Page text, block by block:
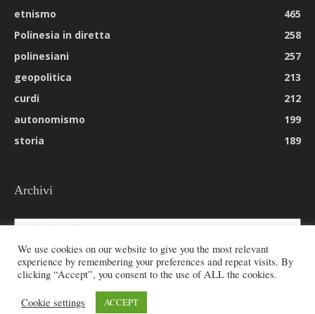
etnismo
465
Polinesia in diretta
258
polinesiani
257
geopolitica
213
curdi
212
autonomismo
199
storia
189
Archivi
Archivi
© 2026 All rights reserved - Etnie -
We use cookies on our website to give you the most relevant
experience by remembering your preferences and repeat visits. By
clicking “Accept”, you consent to the use of ALL the cookies.
Cookie settings ACCEPT